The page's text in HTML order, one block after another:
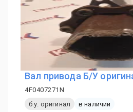
Вал привода Б/У
4F0407271N
б.у. оригинал
в наличии